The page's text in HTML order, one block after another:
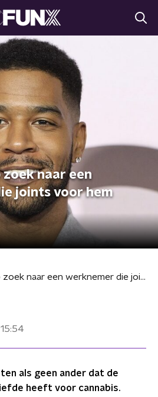
zoek naar een
joints voor hem
Kid Cudi is op zoek naar een werknemer die joints voor hem kan draaien
15:54
als geen ander dat de
heeft voor cannabis.